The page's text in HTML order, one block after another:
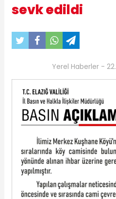
sevk edildi
Yerel Haberler -